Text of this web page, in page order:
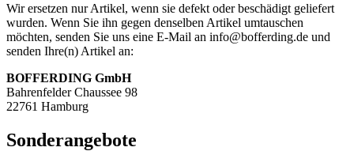
Wir ersetzen nur Artikel, wenn sie defekt oder beschädigt geliefert
wurden. Wenn Sie ihn gegen denselben Artikel umtauschen
möchten, senden Sie uns eine E-Mail an info@bofferding.de und
senden Ihre(n) Artikel an:
BOFFERDING GmbH
Bahrenfelder Chaussee 98
22761 Hamburg
Sonderangebote